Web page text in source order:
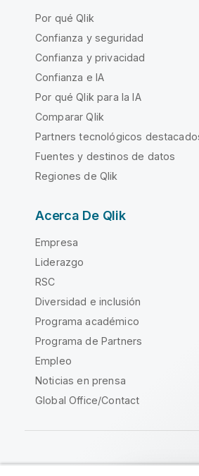
Por qué Qlik
Confianza y seguridad
Confianza y privacidad
Confianza e IA
Por qué Qlik para la IA
Comparar Qlik
Partners tecnológicos
Fuentes y destinos de datos
Regiones de Qlik
Acerca De Qlik
Empresa
Liderazgo
RSC
Diversidad e inclusión
Programa académico
Programa de Partners
Empleo
Noticias en prensa
Global Office/Contact